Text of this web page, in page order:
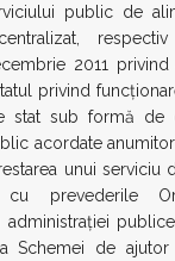
public de
2011 privind
privind
stat sub formă de
acordate
unui serviciu
prevederile
Schemei de